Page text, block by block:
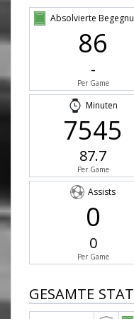
Absolvierte
86
-
Per Game
Minuten
7545
87.7
Per Game
Assists
0
0
Per Game
GESAMTE